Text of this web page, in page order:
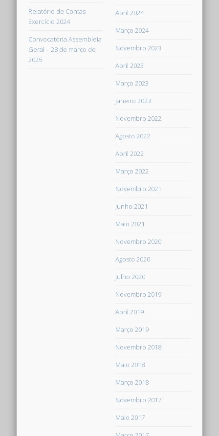
Relatório de Contas –
Exercício 2024
Convocatória Assembleia
Geral – 28 de março de
2025
Abril 2024
Março 2024
Novembro 2023
Abril 2023
Março 2023
Janeiro 2023
Novembro 2022
Agosto 2022
Abril 2022
Março 2022
Novembro 2021
Junho 2021
Maio 2021
Novembro 2020
Agosto 2020
Julho 2020
Novembro 2019
Abril 2019
Março 2019
Novembro 2018
Maio 2018
Março 2018
Novembro 2017
Maio 2017